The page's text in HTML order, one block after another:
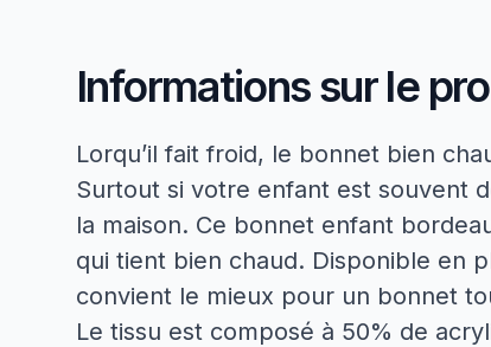
Informations sur le
Lorqu’il fait froid, le bonnet bien
Surtout si votre enfant est souvent
la maison. Ce bonnet enfant
qui tient bien chaud. Disponible en
convient le mieux pour un bonnet
Le tissu est composé à 50% de